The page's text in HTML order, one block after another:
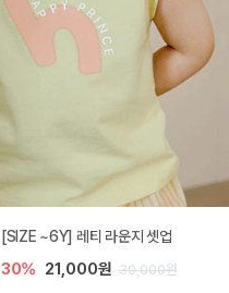
[SIZE ~6Y] 레티 라운지 셋업
30% 21,000원 30,000원